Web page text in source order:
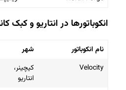
انکوباتورها در انتاریو و کبک
نام انکوباتور شهر
Velocity
کیچینر،
انتاریو